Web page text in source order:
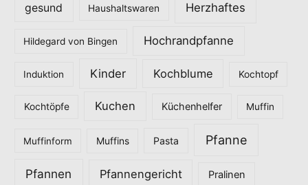
gesund Haushaltswaren Herzhaftes
Hildegard von Bingen Hochrandpfanne
Induktion Kinder Kochblume Kochtopf
Kochtöpfe Kuchen Küchenhelfer Muffin
Muffinform Muffins Pasta Pfanne
Pfannen Pfannengericht Pralinen